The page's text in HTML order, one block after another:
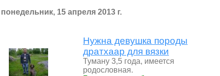
понедельник, 15 апреля 2013 г.
Нужна девушка породы
дратхаар для вязки
Туману 3,5 года, имеется
родословная.